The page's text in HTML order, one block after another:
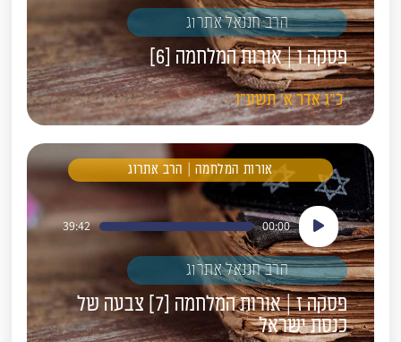
הרב חננאל אתרוג
פסקה ו | אורות המלחמה [6]
כ"ג אדר א' תשע"ו
אורות המלחמה | הרב אתרוג
נגן
אודיו
00:00
39:42
הרב חננאל אתרוג
פסקה ז | אורות המלחמה [7] צבעה של
כנסת ישראל